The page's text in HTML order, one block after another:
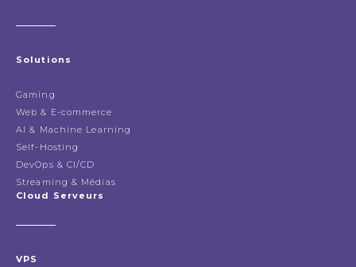
Solutions
Gaming
Web & E-commerce
AI & Machine Learning
Self-Hosting
DevOps & CI/CD
Streaming & Médias
Cloud Serveurs
VPS